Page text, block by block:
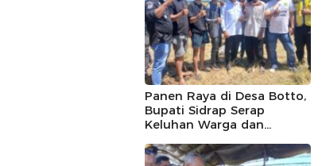
Panen Raya di Desa Botto,
Bupati Sidrap Serap
Keluhan Warga dan